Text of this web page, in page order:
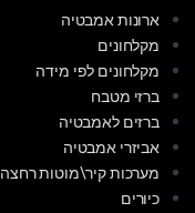
ארונות אמבטיה
מקלחונים
מקלחונים לפי מידה
ברזי מטבח
ברזים לאמבטיה
אביזרי אמבטיה
מערכות קיר\מוטות רחצה
כיורים